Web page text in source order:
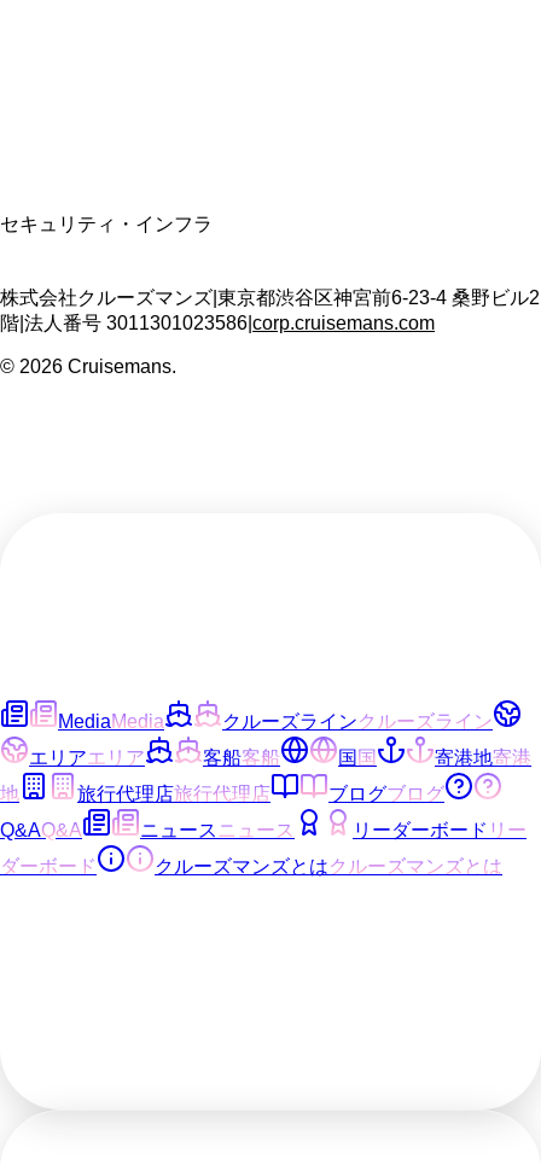
セキュリティ・インフラ
株式会社クルーズマンズ 東京都渋谷区神宮前6-23-4 桑野ビル2
階 法人番号 3011301023586 corp.cruisemans.com
© 2026 Cruisemans.
MediaMedia クルーズラインクルーズライン
エリアエリア 客船客船 国国 寄港地寄港
地
旅行代理店旅行代理店 ブログブログ
Q&AQ&A ニュース ニュース リーダーボード リー
ダーボード
クルーズマンズとはクルーズマンズとは